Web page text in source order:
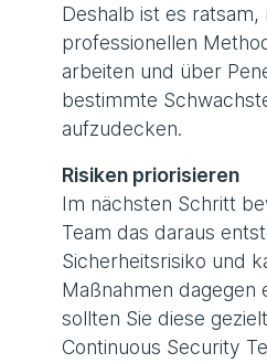
Deshalb ist es ratsam,
professionellen
arbeiten und über
bestimmte
aufzudecken.
Risiken priorisieren
Im nächsten Schritt
Team das daraus
Sicherheitsrisiko und
Maßnahmen dagegen
sollten Sie diese
Continuous Security